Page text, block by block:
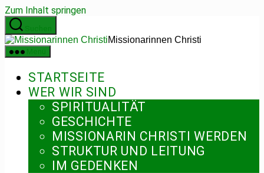
Zum Inhalt springen
Missionarinnen Christi
STARTSEITE
WER WIR SIND
SPIRITUALITÄT
GESCHICHTE
MISSIONARIN CHRISTI WERDEN
STRUKTUR UND LEITUNG
IM GEDENKEN